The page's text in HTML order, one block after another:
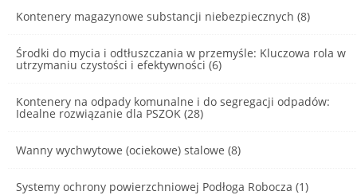
Kontenery magazynowe substancji niebezpiecznych (8)
Środki do mycia i odtłuszczania w przemyśle: Kluczowa rola w
utrzymaniu czystości i efektywności (6)
Kontenery na odpady komunalne i do segregacji odpadów:
Idealne rozwiązanie dla PSZOK (28)
Wanny wychwytowe (ociekowe) stalowe (8)
Systemy ochrony powierzchniowej Podłoga Robocza (1)